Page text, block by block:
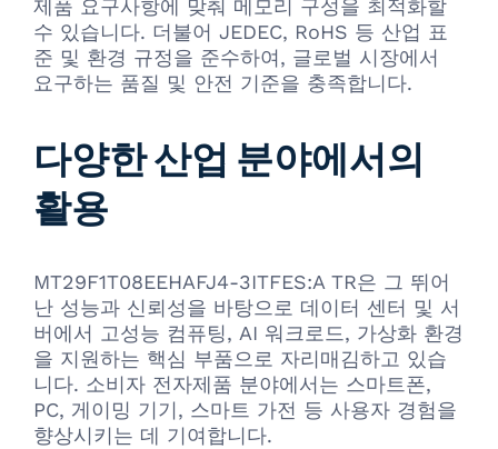
제품 요구사항에 맞춰 메모리 구성을 최적화할
수 있습니다. 더불어 JEDEC, RoHS 등 산업 표
준 및 환경 규정을 준수하여, 글로벌 시장에서
요구하는 품질 및 안전 기준을 충족합니다.
다양한 산업 분야에서의
활용
MT29F1T08EEHAFJ4-3ITFES:A TR은 그 뛰어
난 성능과 신뢰성을 바탕으로 데이터 센터 및 서
버에서 고성능 컴퓨팅, AI 워크로드, 가상화 환경
을 지원하는 핵심 부품으로 자리매김하고 있습
니다. 소비자 전자제품 분야에서는 스마트폰,
PC, 게이밍 기기, 스마트 가전 등 사용자 경험을
향상시키는 데 기여합니다.